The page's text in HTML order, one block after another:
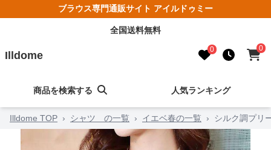
ブラウス専門通販サイト アイルドゥミー
全国送料無料
Illdome 0 0
商品を検索する 人気ランキング
Illdome TOP › シャツ の一覧 › イエベ春の一覧 › シルク調プリ